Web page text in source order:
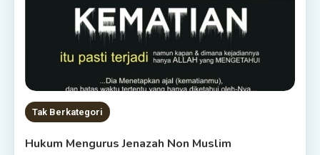
Tak Berkategori
Hukum Mengurus Jenazah Non Muslim